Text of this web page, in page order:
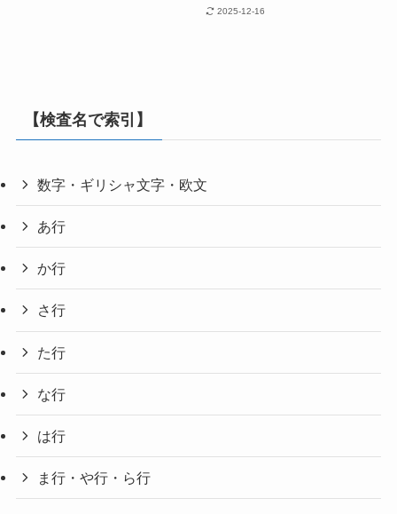
2025-12-16
【検査名で索引】
数字・ギリシャ文字・欧文
あ行
か行
さ行
た行
な行
は行
ま行・や行・ら行